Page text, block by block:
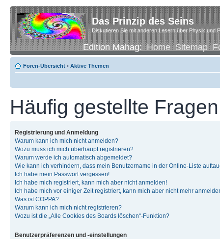
Das Prinzip des Seins
Diskutieren Sie mit anderen Lesern über Physik und
Edition Mahag:Home Sitemap
Foren-Übersicht • Aktive Themen
Häufig gestellte Fragen
Registrierung und Anmeldung
Warum kann ich mich nicht anmelden?
Wozu muss ich mich überhaupt registrieren?
Warum werde ich automatisch abgemeldet?
Wie kann ich verhindern, dass mein Benutzername in der Online-Liste
Ich habe mein Passwort vergessen!
Ich habe mich registriert, kann mich aber nicht anmelden!
Ich habe mich vor einiger Zeit registriert, kann mich aber nicht mehr
Was ist COPPA?
Warum kann ich mich nicht registrieren?
Wozu ist die „Alle Cookies des Boards löschen“-Funktion?
Benutzerpräferenzen und -einstellungen